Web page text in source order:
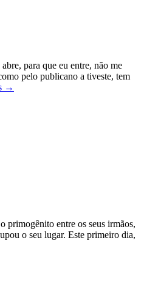
para que eu entre, não me
pelo publicano a tiveste, tem
→
primogênito entre os seus irmãos,
o seu lugar. Este primeiro dia,